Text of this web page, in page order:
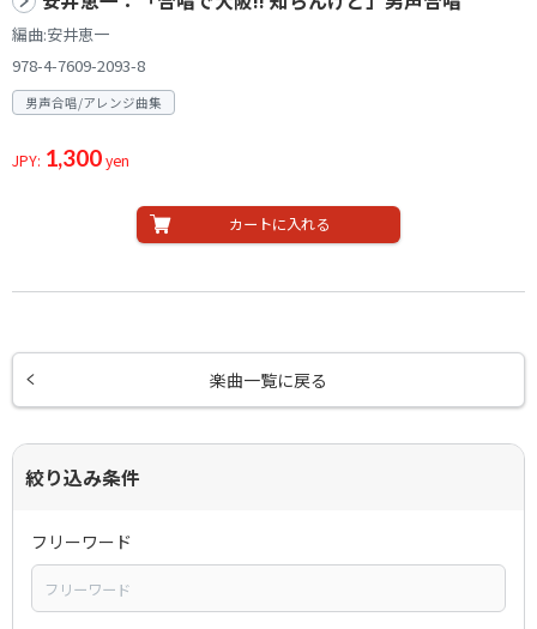
編曲:安井恵一
978-4-7609-2093-8
男声合唱/アレンジ曲集
JPY: 1,300yen
カートに入れる
楽曲一覧に戻る
絞り込み条件
フリーワード